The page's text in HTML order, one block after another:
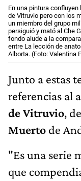
En una pintura
de Vitruvio pero con los
un miembro del grupo
persiguió y mató al Che
fondo alude a la
entre La lección de
Alborta. (Foto: Valentina
Junto a estas
referencias al
de Vitruvio,
Muerto de
"Es una serie
que